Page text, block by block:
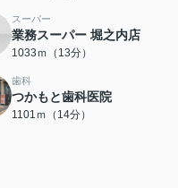
スーパー
業務スーパー 堀之内店
1033ｍ（13分）
歯科
つかもと歯科医院
1101ｍ（14分）